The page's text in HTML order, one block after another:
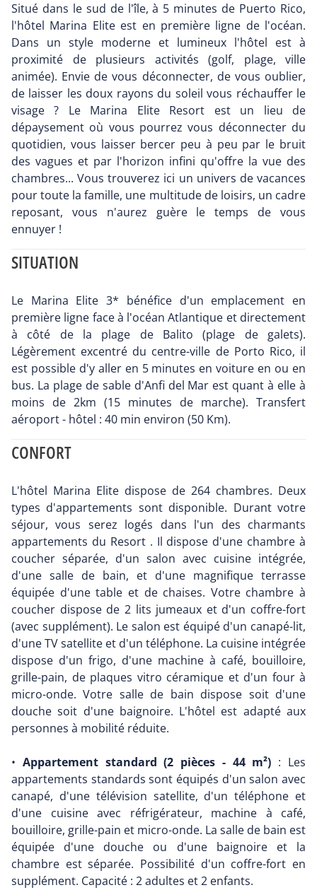
Situé dans le sud de l'île, à 5 minutes de Puerto Rico,
l'hôtel Marina Elite est en première ligne de l'océan.
Dans un style moderne et lumineux l'hôtel est à
proximité de plusieurs activités (golf, plage, ville
animée). Envie de vous déconnecter, de vous oublier,
de laisser les doux rayons du soleil vous réchauffer le
visage ? Le Marina Elite Resort est un lieu de
dépaysement où vous pourrez vous déconnecter du
quotidien, vous laisser bercer peu à peu par le bruit
des vagues et par l'horizon infini qu'offre la vue des
chambres... Vous trouverez ici un univers de vacances
pour toute la famille, une multitude de loisirs, un cadre
reposant, vous n'aurez guère le temps de vous
ennuyer !
SITUATION
Le Marina Elite 3* bénéfice d'un emplacement en
première ligne face à l'océan Atlantique et directement
à côté de la plage de Balito (plage de galets).
Légèrement excentré du centre-ville de Porto Rico, il
est possible d'y aller en 5 minutes en voiture en ou en
bus. La plage de sable d'Anfi del Mar est quant à elle à
moins de 2km (15 minutes de marche). Transfert
aéroport - hôtel : 40 min environ (50 Km).
CONFORT
L'hôtel Marina Elite dispose de 264 chambres. Deux
types d'appartements sont disponible. Durant votre
séjour, vous serez logés dans l'un des charmants
appartements du Resort . Il dispose d'une chambre à
coucher séparée, d'un salon avec cuisine intégrée,
d'une salle de bain, et d'une magnifique terrasse
équipée d'une table et de chaises. Votre chambre à
coucher dispose de 2 lits jumeaux et d'un coffre-fort
(avec supplément). Le salon est équipé d'un canapé-lit,
d'une TV satellite et d'un téléphone. La cuisine intégrée
dispose d'un frigo, d'une machine à café, bouilloire,
grille-pain, de plaques vitro céramique et d'un four à
micro-onde. Votre salle de bain dispose soit d'une
douche soit d'une baignoire. L'hôtel est adapté aux
personnes à mobilité réduite.
• Appartement standard (2 pièces - 44 m²) : Les
appartements standards sont équipés d'un salon avec
canapé, d'une télévision satellite, d'un téléphone et
d'une cuisine avec réfrigérateur, machine à café,
bouilloire, grille-pain et micro-onde. La salle de bain est
équipée d'une douche ou d'une baignoire et la
chambre est séparée. Possibilité d'un coffre-fort en
supplément. Capacité : 2 adultes et 2 enfants.